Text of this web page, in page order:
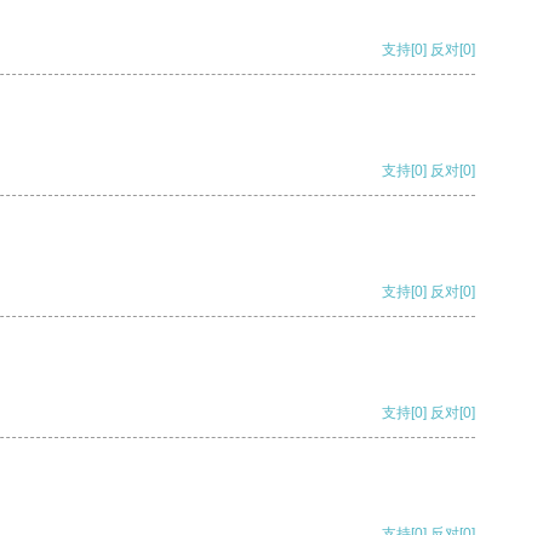
支持[0] 反对[0]
支持[0] 反对[0]
支持[0] 反对[0]
支持[0] 反对[0]